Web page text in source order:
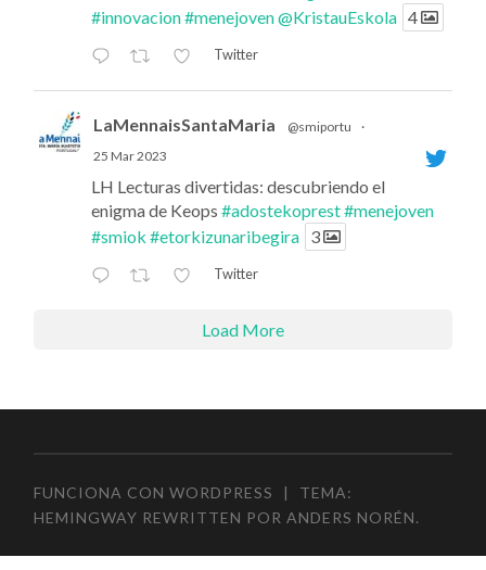
#innovacion#menejoven@KristauEskola 4
Twitter
LaMennaisSantaMaria @smiportu
·
25 Mar 2023
LH Lecturas divertidas: descubriendo el
enigma de Keops#adostekoprest#menejoven
#smiok #etorkizunaribegira 3
Twitter
Load More
FUNCIONA CON WORDPRESS |
TEMA:
HEMINGWAY REWRITTEN PORANDERS NORÉN.